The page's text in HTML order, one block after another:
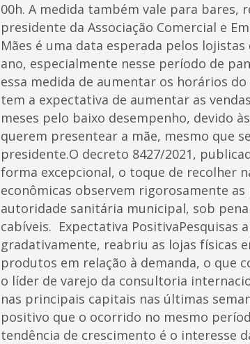
00h. A medida também vale para
presidente da Associação Comercial e
Mães é uma data esperada pelos
ano, especialmente nesse período de
essa medida de aumentar os horários
tem a expectativa de aumentar as
meses pelo baixo desempenho, devido
querem presentear a mãe, mesmo que
presidente.O decreto 8427/2021,
forma excepcional, o toque de recolher
econômicas observem rigorosamente
autoridade sanitária municipal, sob
cabíveis. Expectativa PositivaPesquisas
gradativamente, reabriu as lojas físicas
produtos em relação à demanda, o que
o líder de varejo da consultoria
nas principais capitais nas últimas
positivo que o ocorrido no mesmo
tendência de crescimento é o interesse